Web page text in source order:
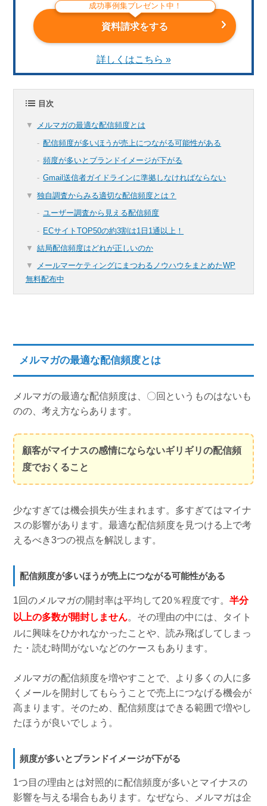
成功事例集プレゼント中！
資料請求をする
詳しくはこちら »
目次
メルマガの最適な配信頻度とは
配信頻度が多いほうが売上につながる可能性がある
頻度が多いとブランドイメージが下がる
Gmail送信者ガイドラインに準拠しなければならない
独自調査からみる適切な配信頻度とは？
ユーザー調査から見える配信頻度
ECサイトTOP50の約3割は1日1通以上！
結局配信頻度はどれが正しいのか
メールマーケティングにまつわるノウハウをまとめたWP
無料配布中
メルマガの最適な配信頻度とは
メルマガの最適な配信頻度は、〇回というものはないも
のの、考え方ならあります。
顧客がマイナスの感情にならないギリギリの配信頻
度でおくること
少なすぎては機会損失が生まれます。多すぎてはマイナ
スの影響があります。最適な配信頻度を見つける上で考
えるべき3つの視点を解説します。
配信頻度が多いほうが売上につながる可能性がある
1回のメルマガの開封率は平均して20％程度です。半分
以上の多数が開封しません。その理由の中には、タイト
ルに興味をひかれなかったことや、読み飛ばしてしまっ
た・読む時間がないなどのケースもあります。
メルマガの配信頻度を増やすことで、より多くの人に多
くメールを開封してもらうことで売上につなげる機会が
高まります。そのため、配信頻度はできる範囲で増やし
たほうが良いでしょう。
頻度が多いとブランドイメージが下がる
1つ目の理由とは対照的に配信頻度が多いとマイナスの
影響を与える場合もあります。なぜなら、メルマガは企